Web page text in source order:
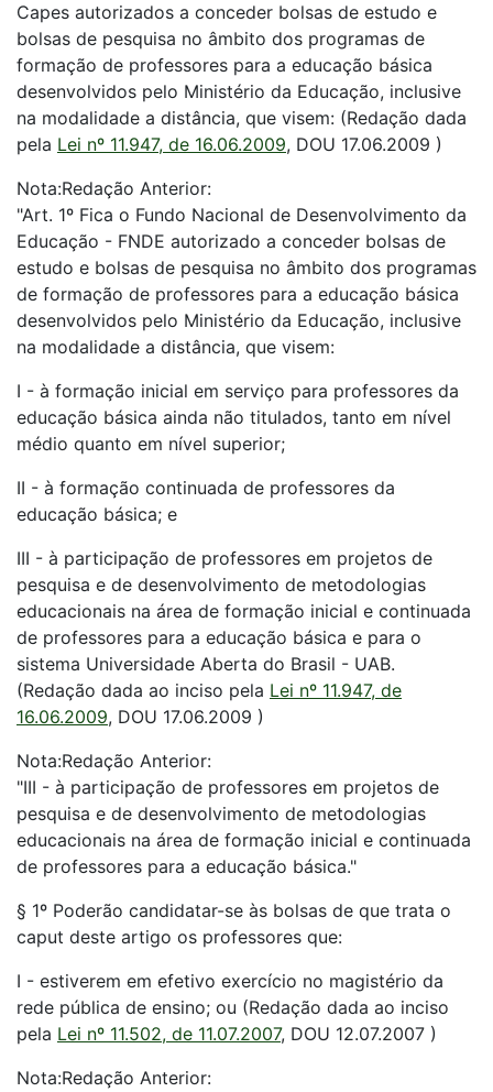
Capes autorizados a conceder bolsas de estudo e
bolsas de pesquisa no âmbito dos programas de
formação de professores para a educação básica
desenvolvidos pelo Ministério da Educação, inclusive
na modalidade a distância, que visem: (Redação dada
pela Lei nº 11.947, de 16.06.2009, DOU 17.06.2009 )
Nota:Redação Anterior:
"Art. 1º Fica o Fundo Nacional de Desenvolvimento da
Educação - FNDE autorizado a conceder bolsas de
estudo e bolsas de pesquisa no âmbito dos programas
de formação de professores para a educação básica
desenvolvidos pelo Ministério da Educação, inclusive
na modalidade a distância, que visem:
I - à formação inicial em serviço para professores da
educação básica ainda não titulados, tanto em nível
médio quanto em nível superior;
II - à formação continuada de professores da
educação básica; e
III - à participação de professores em projetos de
pesquisa e de desenvolvimento de metodologias
educacionais na área de formação inicial e continuada
de professores para a educação básica e para o
sistema Universidade Aberta do Brasil - UAB.
(Redação dada ao inciso pela Lei nº 11.947, de
16.06.2009, DOU 17.06.2009 )
Nota:Redação Anterior:
"III - à participação de professores em projetos de
pesquisa e de desenvolvimento de metodologias
educacionais na área de formação inicial e continuada
de professores para a educação básica."
§ 1º Poderão candidatar-se às bolsas de que trata o
caput deste artigo os professores que:
I - estiverem em efetivo exercício no magistério da
rede pública de ensino; ou (Redação dada ao inciso
pela Lei nº 11.502, de 11.07.2007, DOU 12.07.2007 )
Nota:Redação Anterior: